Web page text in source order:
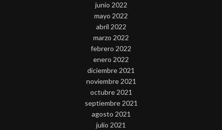
junio 2022
mayo 2022
abril 2022
marzo 2022
febrero 2022
enero 2022
diciembre 2021
noviembre 2021
octubre 2021
septiembre 2021
agosto 2021
julio 2021